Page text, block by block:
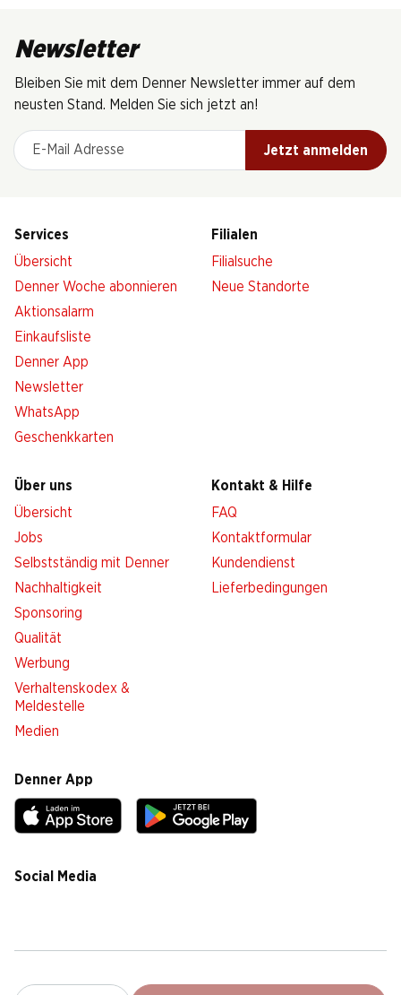
Newsletter
Bleiben Sie mit dem Denner Newsletter immer auf dem
neusten Stand. Melden Sie sich jetzt an!
E-Mail Adresse
Jetzt anmelden
Services
Übersicht
Denner Woche abonnieren
Aktionsalarm
Einkaufsliste
Denner App
Newsletter
WhatsApp
Geschenkkarten
Filialen
Filialsuche
Neue Standorte
Über uns
Übersicht
Jobs
Selbstständig mit Denner
Nachhaltigkeit
Sponsoring
Qualität
Werbung
Verhaltenskodex &
Meldestelle
Medien
Kontakt & Hilfe
FAQ
Kontaktformular
Kundendienst
Lieferbedingungen
Denner App
Social Media
Cookie EinstellungenRechtlichesDatenschutzImpressumAGB